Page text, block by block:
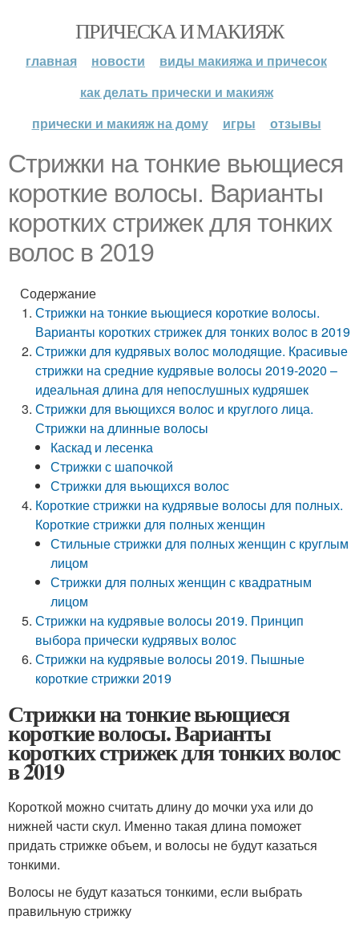
ПРИЧЕСКА И МАКИЯЖ
главная новости
виды макияжа и причесок
как делать прически и макияж
прически и макияж на дому
игры отзывы
Стрижки на тонкие вьющиеся
короткие волосы. Варианты
коротких стрижек для тонких
волос в 2019
Содержание
Стрижки на тонкие вьющиеся короткие волосы.
Варианты коротких стрижек для тонких волос в 2019
Стрижки для кудрявых волос молодящие. Красивые
стрижки на средние кудрявые волосы 2019-2020 –
идеальная длина для непослушных кудряшек
Стрижки для вьющихся волос и круглого лица.
Стрижки на длинные волосы
Каскад и лесенка
Стрижки с шапочкой
Стрижки для вьющихся волос
Короткие стрижки на кудрявые волосы для полных.
Короткие стрижки для полных женщин
Стильные стрижки для полных женщин с круглым
лицом
Стрижки для полных женщин с квадратным
лицом
Стрижки на кудрявые волосы 2019. Принцип
выбора прически кудрявых волос
Стрижки на кудрявые волосы 2019. Пышные
короткие стрижки 2019
Стрижки на тонкие вьющиеся
короткие волосы. Варианты
коротких стрижек для тонких волос
в 2019
Короткой можно считать длину до мочки уха или до
нижней части скул. Именно такая длина поможет
придать стрижке объем, и волосы не будут казаться
тонкими.
Волосы не будут казаться тонкими, если выбрать
правильную стрижку